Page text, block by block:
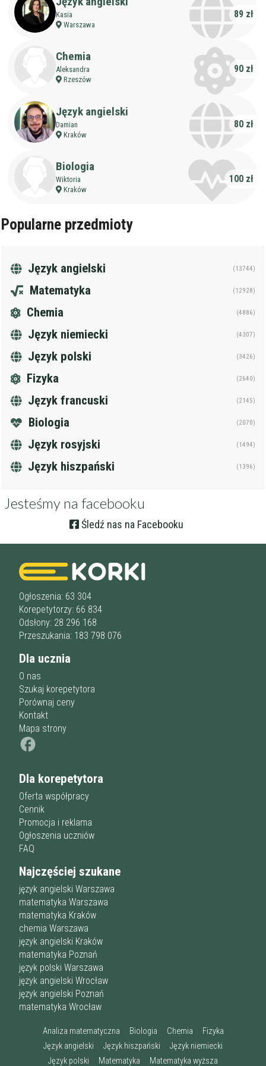
Wiek korepetytora
bez znaczenia
Filtruj
Kasia
Warszawa
89 zł
Chemia
Aleksandra
Rzeszów
90 zł
Język angielski
Damian
Kraków
80 zł
Biologia
Wiktoria
Kraków
100 zł
Popularne przedmioty
Język angielski (13744)
Matematyka (12928)
Chemia (4886)
Język niemiecki (4307)
Język polski (3426)
Fizyka (2640)
Język francuski (2145)
Biologia (2070)
Język rosyjski (1494)
Język hiszpański (1396)
Jesteśmy na facebooku
Śledź nas na Facebooku
Ogłoszenia: 63 304
Korepetytorzy: 66 834
Odsłony: 28 296 168
Przeszukania: 183 798 076
Dla ucznia
O nas
Szukaj korepetytora
Porównaj ceny
Kontakt
Mapa strony
Dla korepetytora
Oferta współpracy
Cennik
Promocja i reklama
Ogłoszenia uczniów
FAQ
Najczęściej szukane
język angielski Warszawa
matematyka Warszawa
matematyka Kraków
chemia Warszawa
język angielski Kraków
matematyka Poznań
język polski Warszawa
język angielski Wrocław
język angielski Poznań
matematyka Wrocław
Analiza matematyczna Biologia Chemia
Fizyka
Język angielski
Język hiszpański
Język niemiecki
Język polski
Matematyka Matematyka wyższa